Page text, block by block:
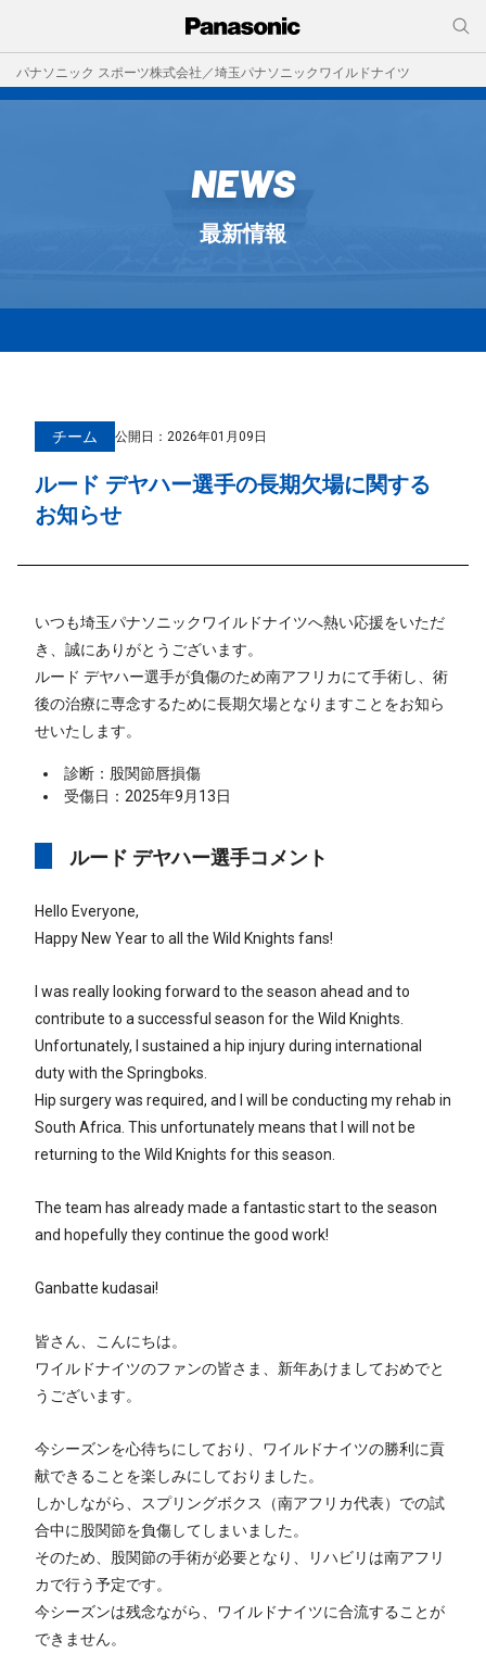
パナソニック スポーツ株式会社／埼玉パナソニックワイルドナイツ
NEWS
最新情報
チーム 公開日： 2026年01月09日
ルード デヤハー選手の長期欠場に関する
お知らせ
いつも埼玉パナソニックワイルドナイツへ熱い応援をいただ
き、誠にありがとうございます。
ルード デヤハー選手が負傷のため南アフリカにて手術し、術
後の治療に専念するために長期欠場となりますことをお知ら
せいたします。
診断：股関節唇損傷
受傷日：2025年9月13日
ルード デヤハー選手コメント
Hello Everyone,
Happy New Year to all the Wild Knights fans!
I was really looking forward to the season ahead and to
contribute to a successful season for the Wild Knights.
Unfortunately, I sustained a hip injury during international
duty with the Springboks.
Hip surgery was required, and I will be conducting my rehab in
South Africa. This unfortunately means that I will not be
returning to the Wild Knights for this season.
The team has already made a fantastic start to the season
and hopefully they continue the good work!
Ganbatte kudasai!
皆さん、こんにちは。
ワイルドナイツのファンの皆さま、新年あけましておめでと
うございます。
今シーズンを心待ちにしており、ワイルドナイツの勝利に貢
献できることを楽しみにしておりました。
しかしながら、スプリングボクス（南アフリカ代表）での試
合中に股関節を負傷してしまいました。
そのため、股関節の手術が必要となり、リハビリは南アフリ
カで行う予定です。
今シーズンは残念ながら、ワイルドナイツに合流することが
できません。